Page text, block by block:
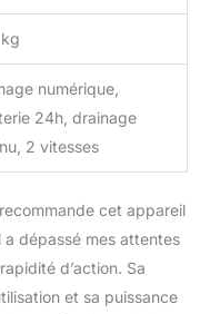
numérique,
24h, drainage
2 vitesses
cet appareil
a dépassé mes attentes
d’action. Sa
et sa puissance